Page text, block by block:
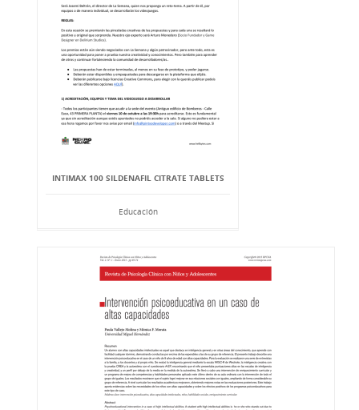
INTIMAX 100 SILDENAFIL CITRATE TABLETS
Educación